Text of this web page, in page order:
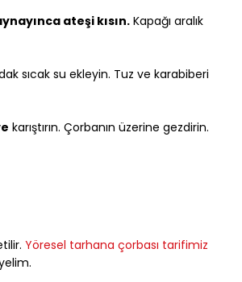
ateşi kısın. Kapağı aralık
sıcak su ekleyin. Tuz ve karabiberi
karıştırın. Çorbanın üzerine gezdirin.
Yöresel tarhana çorbası tarifimiz